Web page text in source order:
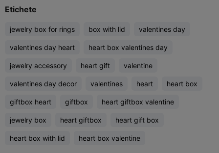
Etichete
jewelry box for rings box with lid valentines day
valentines day heart heart box valentines day
jewelry accessory heart gift valentine
valentines day decor valentines heart heart box
giftbox heart giftbox heart giftbox valentine
jewelry box heart giftbox heart gift box
heart box with lid heart box valentine